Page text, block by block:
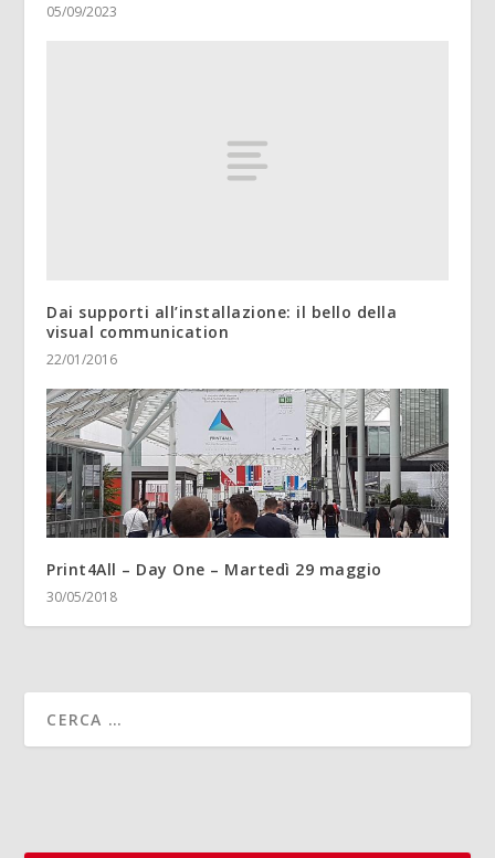
05/09/2023
Dai supporti all’installazione: il bello della
visual communication
22/01/2016
Print4All – Day One – Martedì 29 maggio
30/05/2018